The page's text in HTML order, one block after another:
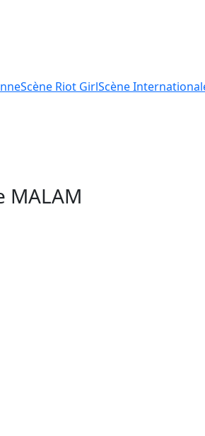
Scène Riot GirlScène
MALAM